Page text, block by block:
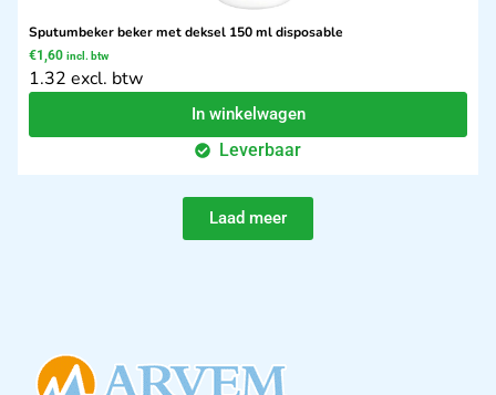
Sputumbeker beker met deksel 150 ml disposable
€1,60 incl. btw
1.32 excl. btw
In winkelwagen
Leverbaar
Laad meer